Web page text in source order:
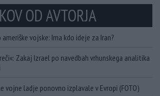
OD AVTORJA
vojske: Ima kdo ideje za Iran?
Zakaj Izrael po navedbah vrhunskega analitika
vojne ladje ponovno izplavale v Evropi (FOTO)